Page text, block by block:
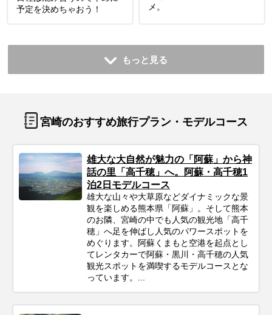
予定を決めちゃおう！
メ。
もっと見る
宮崎のおすすめ旅行プラン・モデルコース
雄大な大自然が魅力の「阿蘇」から神
話の里「高千穂」へ。阿蘇・高千穂1
泊2日モデルコース
雄大な山々や大草原などダイナミックな景
観を楽しめる熊本県「阿蘇」。そして熊本
のお隣、宮崎の中でも人気の観光地「高千
穂」へ足を伸ばし人気のパワースポットを
めぐります。阿蘇くまもと空港を起点とし
てレンタカーで阿蘇・黒川・高千穂の人気
観光スポットを満喫するモデルコースとな
っています。...